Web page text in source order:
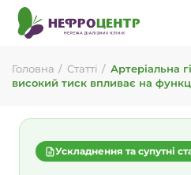
Головна Статті
Артеріальна
високий тиск впливає на
Ускладнення та супутні